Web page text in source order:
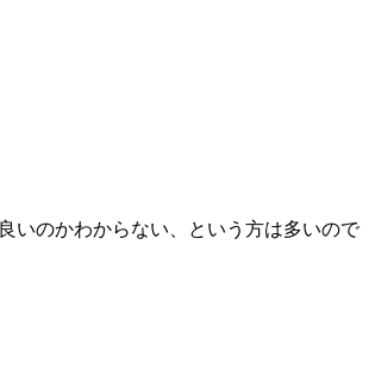
いのかわからない、という方は多いので